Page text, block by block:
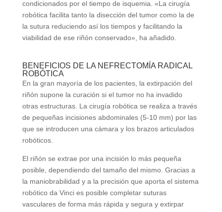
condicionados por el tiempo de isquemia. «La cirugía
robótica facilita tanto la disección del tumor como la de
la sutura reduciendo así los tiempos y facilitando la
viabilidad de ese riñón conservado», ha añadido.
BENEFICIOS DE LA NEFRECTOMÍA RADICAL
ROBÓTICA
En la gran mayoría de los pacientes, la extirpación del
riñón supone la curación si el tumor no ha invadido
otras estructuras. La cirugía robótica se realiza a través
de pequeñas incisiones abdominales (5-10 mm) por las
que se introducen una cámara y los brazos articulados
robóticos.
El riñón se extrae por una incisión lo más pequeña
posible, dependiendo del tamaño del mismo. Gracias a
la maniobrabilidad y a la precisión que aporta el sistema
robótico da Vinci es posible completar suturas
vasculares de forma más rápida y segura y extirpar